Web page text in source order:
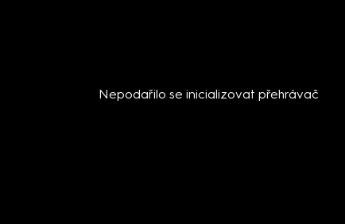
Nepodařilo se inicializovat přehrávač